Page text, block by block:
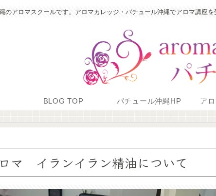
のアロマスクールです。アロマカレッジ・パチュール沖縄でアロマ講座
BLOG TOP パチュール沖縄HP ア
マ イランイラン精油について